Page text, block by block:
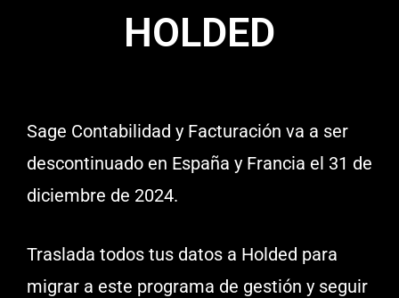
HOLDED
Sage Contabilidad y Facturación va a ser
descontinuado en España y Francia el 31 de
diciembre de 2024.
Traslada todos tus datos a Holded para
migrar a este programa de gestión y seguir